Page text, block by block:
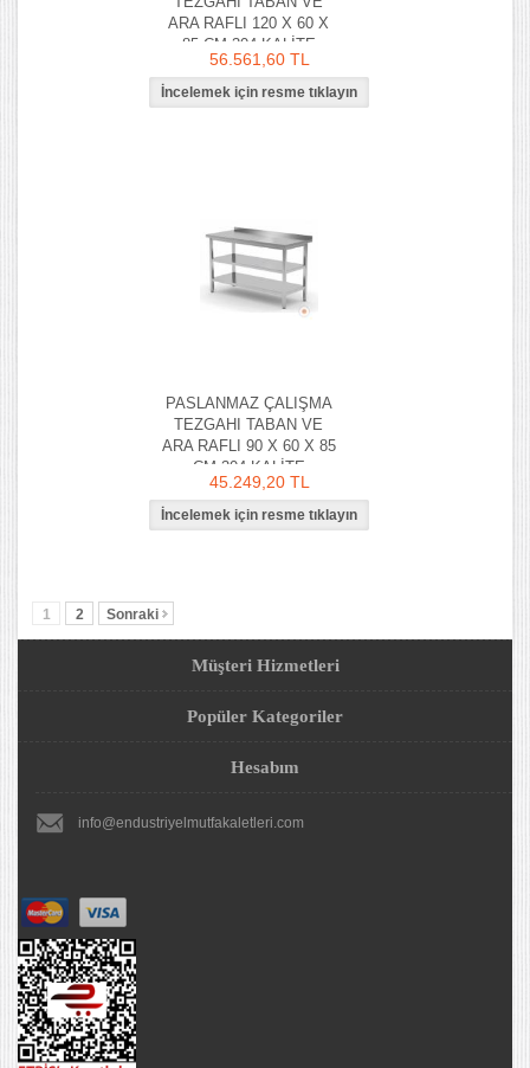
ARA RAFLI 120 X 60 X
85 CM 304 KALİTE
56.561,60 TL
PASLANMAZ ÇALIŞMA
TEZGAHI TABAN VE
ARA RAFLI 90 X 60 X 85
CM 304 KALİTE
45.249,20 TL
1 2 Sonraki
Müşteri Hizmetleri
Popüler Kategoriler
Hesabım
info@endustriyelmutfakaletleri.com